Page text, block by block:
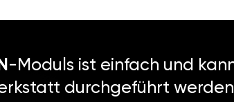
-Moduls ist einfach und
durchgeführt